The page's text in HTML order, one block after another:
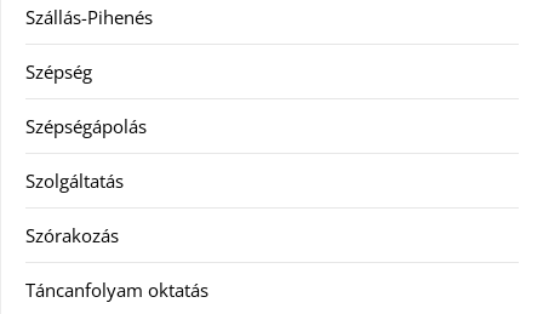
Szállás-Pihenés
Szépség
Szépségápolás
Szolgáltatás
Szórakozás
Táncanfolyam oktatás